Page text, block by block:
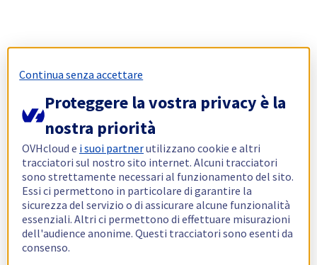
Continua senza accettare
Proteggere la vostra privacy è la
nostra priorità
OVHcloud e i suoi partnerutilizzano cookie e altri
tracciatori sul nostro sito internet. Alcuni tracciatori
sono strettamente necessari al funzionamento del sito.
Essi ci permettono in particolare di garantire la
sicurezza del servizio o di assicurare alcune funzionalità
essenziali. Altri ci permettono di effettuare misurazioni
dell'audience anonime. Questi tracciatori sono esenti da
consenso.